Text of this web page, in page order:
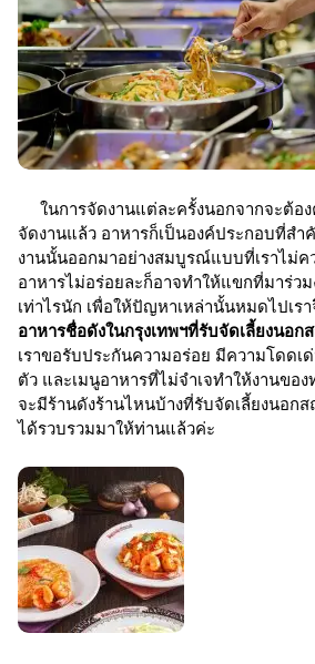
ในการจัดงานแต่ละครั้งนอกจากจะต้อง
จัดงานแล้ว อาหารก็เป็นองค์ประกอบที่ส
งานนั้นออกมาอย่างสมบูรณ์แบบที่เราไม่ค
อาหารไม่อร่อยละก็อาจทำให้แขกที่มาร่ว
เท่าไรนัก เพื่อให้ปัญหาเหล่านั้นหมดไปเร
อาหารชื่อดังในกรุงเทพฯที่รับจัดเลี้ยงนอก
เราขอรับประกันความอร่อย มีความโดดเ
ตัว และเมนูอาหารที่ไม่จำเจทำให้งานขอ
จะมีร้านดังร้านไหนบ้างที่รับจัดเลี้ยงนอก
ได้รวบรวมมาให้ท่านแล้วค่ะ